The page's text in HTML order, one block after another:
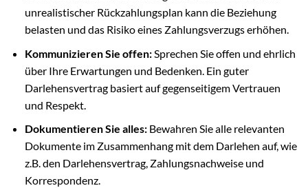
unrealistischer Rückzahlungsplan kann die Beziehung
belasten und das Risiko eines Zahlungsverzugs erhöhen.
Kommunizieren Sie offen:Sprechen Sie offen und ehrlich
über Ihre Erwartungen und Bedenken. Ein guter
Darlehensvertrag basiert auf gegenseitigem Vertrauen
und Respekt.
Dokumentieren Sie alles:Bewahren Sie alle relevanten
Dokumente im Zusammenhang mit dem Darlehen auf, wie
z.B. den Darlehensvertrag, Zahlungsnachweise und
Korrespondenz.